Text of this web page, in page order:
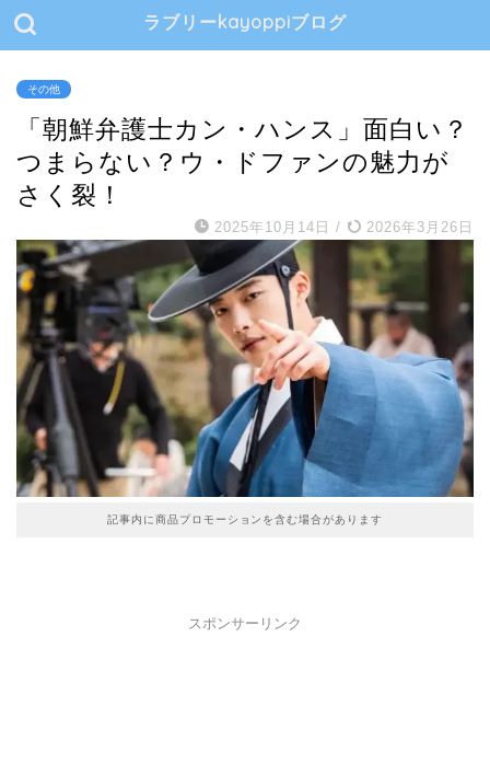
ラブリーkayoppiブログ
その他
「朝鮮弁護士カン・ハンス」面白い？
つまらない？ウ・ドファンの魅力が
さく裂！
2025年10月14日 / 2026年3月26日
記事内に商品プロモーションを含む場合があります
スポンサーリンク